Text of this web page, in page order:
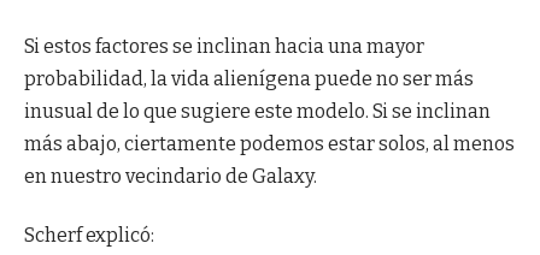
Si estos factores se inclinan hacia una mayor
probabilidad, la vida alienígena puede no ser más
inusual de lo que sugiere este modelo. Si se inclinan
más abajo, ciertamente podemos estar solos, al menos
en nuestro vecindario de Galaxy.
Scherf explicó: